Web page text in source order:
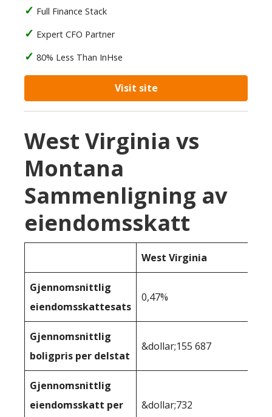
Full Finance Stack
Expert CFO Partner
80% Less Than InHse
Visit site
West Virginia vs
Montana
Sammenligning av
eiendomsskatt
West Virginia
Gjennomsnittlig
eiendomsskattesats
0,47%
Gjennomsnittlig
boligpris per delstat
&dollar;155 687
Gjennomsnittlig
eiendomsskatt per
&dollar;732